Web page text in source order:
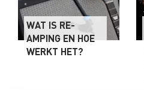
WAT IS RE-
AMPING EN HOE
WERKT HET?